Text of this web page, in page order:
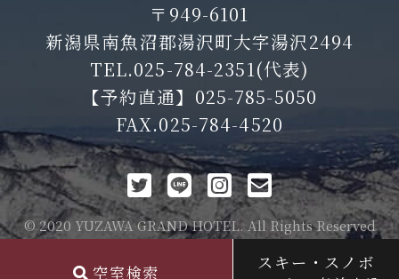
〒949-6101
新潟県南魚沼郡湯沢町大字湯沢2494
TEL.025-784-2351(代表)
【予約直通】 025-785-5050
FAX.025-784-4520
© 2020 YUZAWA GRAND HOTEL. All Rights Reserved
空室検索
スキー・スノボ